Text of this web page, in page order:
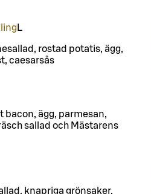
L
rostad potatis, ägg,
caesarsås
bacon, ägg, parmesan,
sallad och Mästarens
knapriga grönsaker,